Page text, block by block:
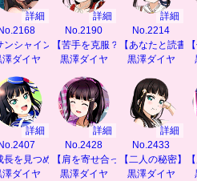
詳細
ンシャインを感じて】
澤ダイヤ
詳細
No.2190
【苦手を克服？】
黒澤ダイヤ
詳細
No.2214
【あなたと読書】
黒澤ダイヤ
詳細
長を見つめて】
澤ダイヤ
詳細
No.2428
【肩を寄せ合って】
黒澤ダイヤ
詳細
No.2433
【二人の秘密】
黒澤ダイヤ